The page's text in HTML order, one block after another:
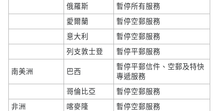
俄羅斯
暫停所有服務
愛爾蘭
暫停空郵服務
意大利
暫停空郵服務
列支敦士登
暫停平郵服務
南美洲 巴西
暫停平郵信件、空郵及特快
專遞服務
哥倫比亞
暫停空郵服務
非洲
喀麥隆
暫停空郵服務